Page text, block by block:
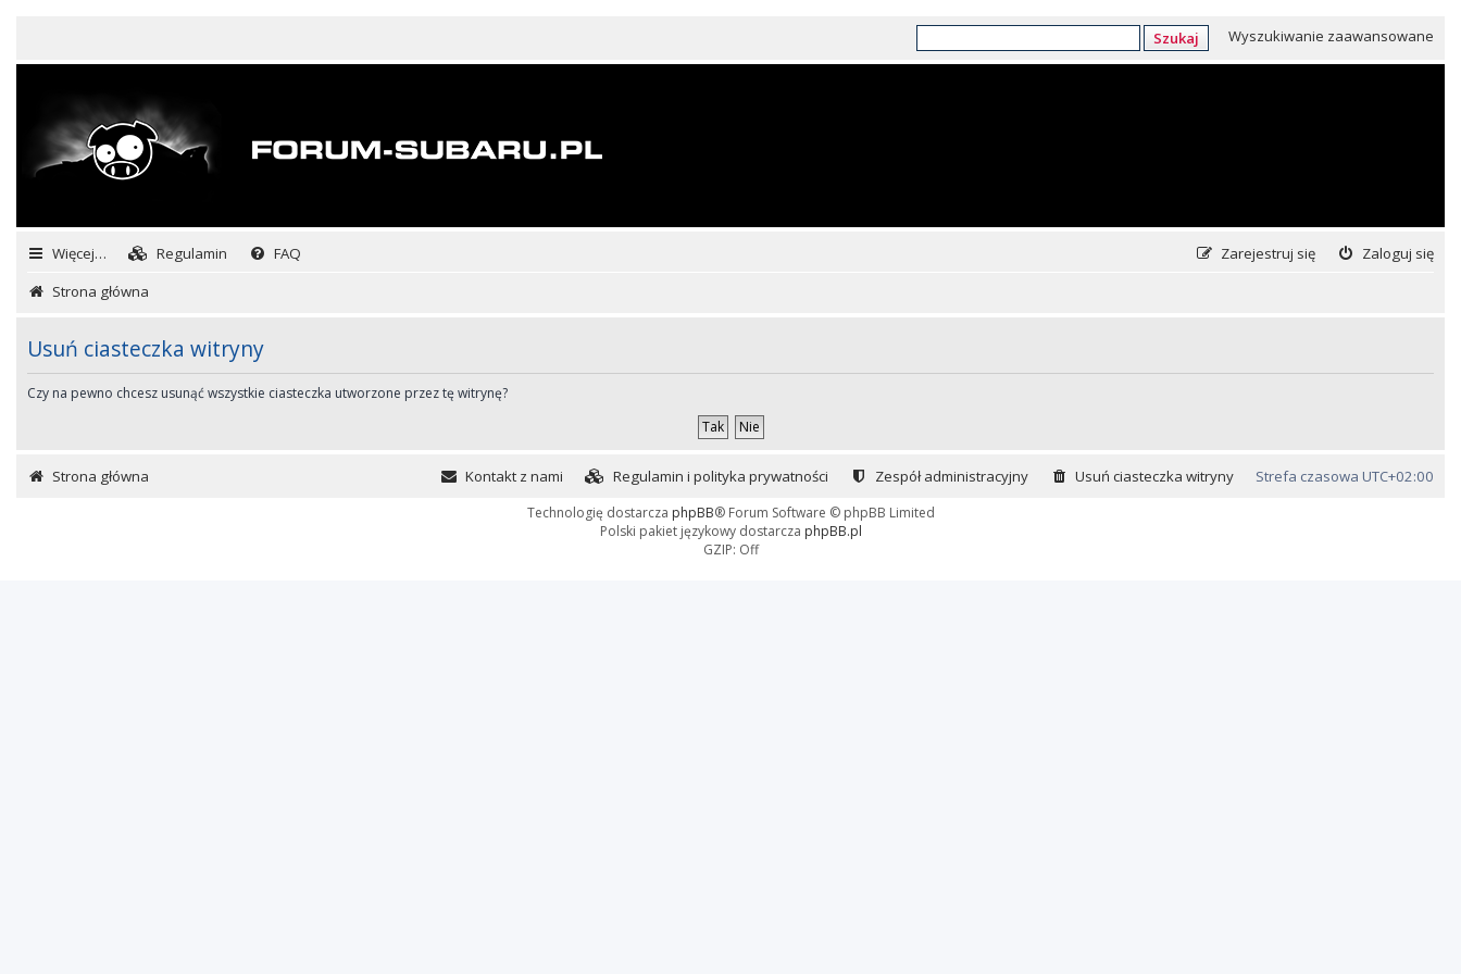
Szukaj Wyszukiwanie zaawansowane
Więcej… Regulamin FAQ Zaloguj się
Zarejestruj się
Strona główna
Usuń ciasteczka witryny
Czy na pewno chcesz usunąć wszystkie ciasteczka utworzone przez tę witrynę?
Strona główna Strefa czasowa UTC+02:00
Usuń ciasteczka witryny
Zespół administracyjny
Regulamin i polityka prywatności
Kontakt z nami
Technologię dostarcza phpBB® Forum Software © phpBB Limited
Polski pakiet językowy dostarcza phpBB.pl
GZIP: Off